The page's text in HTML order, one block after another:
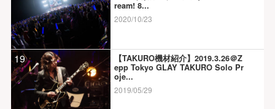
ream! 8...
2020/10/23
19
【TAKURO機材紹介】2019.3.26＠Z
epp Tokyo GLAY TAKURO Solo Pr
oje...
2019/05/29